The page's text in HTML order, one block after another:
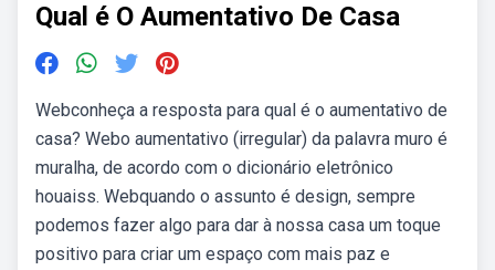
Qual é O Aumentativo De Casa
Webconheça a resposta para qual é o aumentativo de
casa? Webo aumentativo (irregular) da palavra muro é
muralha, de acordo com o dicionário eletrônico
houaiss. Webquando o assunto é design, sempre
podemos fazer algo para dar à nossa casa um toque
positivo para criar um espaço com mais paz e